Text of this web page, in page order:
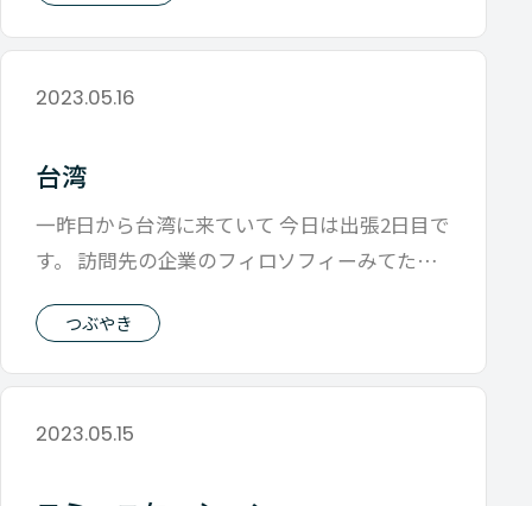
2023.05.16
台湾
一昨日から台湾に来ていて 今日は出張2日目で
す。 訪問先の企業のフィロソフィーみてたら
つぶやき
2023.05.15